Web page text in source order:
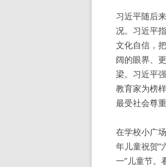
习近平随后
况。习近平
文化自信，
阔的眼界、
梁。习近平
教育家为榜
最受社会尊
在学校小广
年儿童祝贺“
一”儿童节。